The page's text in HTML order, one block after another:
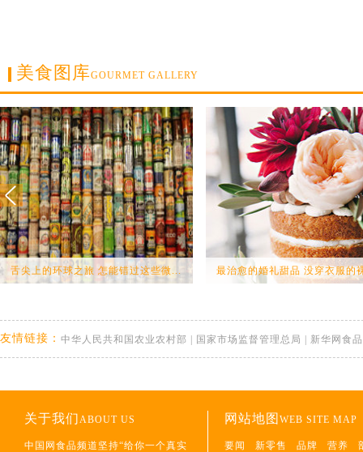
美食图库GOURMET GALLERY
舌尖上的环球之旅 怎能错过这些微... 最治愈的婚礼甜品 没穿衣服的
友情链接： 中华人民共和国农业农村部 国家市场监督管理总局 新华网食品
关于我们ABOUT US
中国网食品频道坚持“给你一个真实
网站地图 WEB SITE MAP
要闻 新零售 品牌 营养